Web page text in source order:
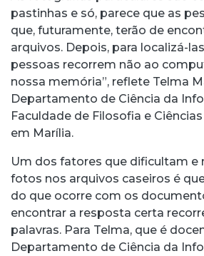
pastinhas e só, parece que as
que, futuramente, terão de
arquivos. Depois, para localizá-
pessoas recorrem não ao
nossa memória”, reflete Telma
Departamento de Ciência da
Faculdade de Filosofia e
em Marília.
Um dos fatores que dificultam e
fotos nos arquivos caseiros é
do que ocorre com os
encontrar a resposta certa
palavras. Para Telma, que é
Departamento de Ciência da